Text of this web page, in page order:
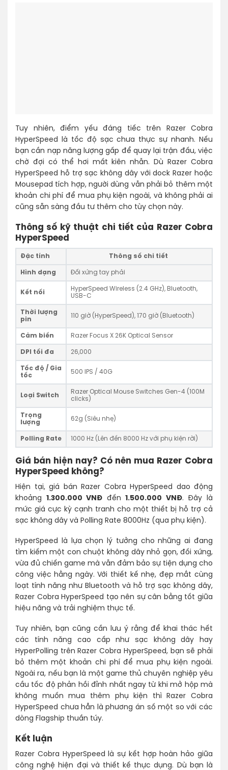
Tuy nhiên, điểm yếu đáng tiếc trên Razer Cobra
HyperSpeed là tốc độ sạc chưa thực sự nhanh. Nếu
bạn cần nạp năng lượng gấp để quay lại trận đấu, việc
chờ đợi có thể hơi mất kiên nhẫn. Dù Razer Cobra
HyperSpeed hỗ trợ sạc không dây với dock Razer hoặc
Mousepad tích hợp, người dùng vẫn phải bỏ thêm một
khoản chi phí để mua phụ kiện ngoài, và không phải ai
cũng sẵn sàng đầu tư thêm cho tùy chọn này.
Thông số kỹ thuật chi tiết của Razer Cobra
HyperSpeed
Đặc tính Thông số chi tiết
Hình dạng Đối xứng tay phải
Kết nối
HyperSpeed Wireless (2.4 GHz), Bluetooth,
USB-C
Thời lượng
pin
110 giờ (HyperSpeed), 170 giờ (Bluetooth)
Cảm biến Razer Focus X 26K Optical Sensor
DPI tối đa 26,000
Tốc độ / Gia
tốc
500 IPS / 40G
Loại Switch
Razer Optical Mouse Switches Gen-4 (100M
clicks)
Trọng
lượng
62g (Siêu nhẹ)
Polling Rate 1000 Hz (Lên đến 8000 Hz với phụ kiện rời)
Giá bán hiện nay? Có nên mua Razer Cobra
HyperSpeed không?
Hiện tại, giá bán Razer Cobra HyperSpeed dao động
khoảng 1.300.000 VNĐ đến1.500.000 VNĐ. Đây là
mức giá cực kỳ cạnh tranh cho một thiết bị hỗ trợ cả
sạc không dây và Polling Rate 8000Hz (qua phụ kiện).
HyperSpeed là lựa chọn lý tưởng cho những ai đang
tìm kiếm một con chuột không dây nhỏ gọn, đối xứng,
vừa đủ chiến game mà vẫn đảm bảo sự tiện dụng cho
công việc hằng ngày. Với thiết kế nhẹ, đẹp mắt cùng
loạt tính năng như Bluetooth và hỗ trợ sạc không dây,
Razer Cobra HyperSpeed tạo nên sự cân bằng tốt giữa
hiệu năng và trải nghiệm thực tế.
Tuy nhiên, bạn cũng cần lưu ý rằng để khai thác hết
các tính năng cao cấp như sạc không dây hay
HyperPolling trên Razer Cobra HyperSpeed, bạn sẽ phải
bỏ thêm một khoản chi phí để mua phụ kiện ngoài.
Ngoài ra, nếu bạn là một game thủ chuyên nghiệp yêu
cầu tốc độ phản hồi đỉnh nhất ngay từ khi mở hộp mà
không muốn mua thêm phụ kiện thì Razer Cobra
HyperSpeed chưa hẳn là phương án số một so với các
dòng Flagship thuần túy.
Kết luận
Razer Cobra HyperSpeed là sự kết hợp hoàn hảo giữa
công nghệ hiện đại và thiết kế thực dụng. Dù bạn là